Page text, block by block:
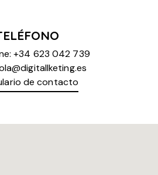
+34 623 042 739
de contacto